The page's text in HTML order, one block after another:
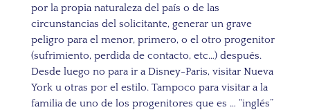
por la propia naturaleza del país o de las
circunstancias del solicitante, generar un grave
peligro para el menor, primero, o el otro progenitor
(sufrimiento, perdida de contacto, etc…) después.
Desde luego no para ir a Disney-Paris, visitar Nueva
York u otras por el estilo. Tampoco para visitar a la
familia de uno de los progenitores que es … “inglés”